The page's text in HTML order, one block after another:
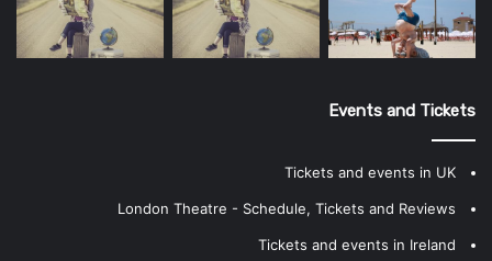
Events and Tickets
Tickets and events in UK
London Theatre - Schedule, Tickets and Reviews
Tickets and events in Ireland